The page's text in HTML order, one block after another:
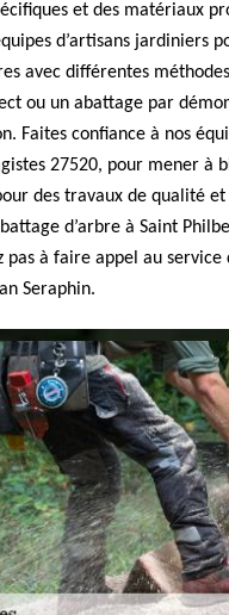
et des matériaux
d’artisans jardiniers
avec différentes
ou un abattage par
Faites confiance à nos
27520, pour mener à
des travaux de qualité
d’arbre à Saint
pas à faire appel au service
Seraphin.